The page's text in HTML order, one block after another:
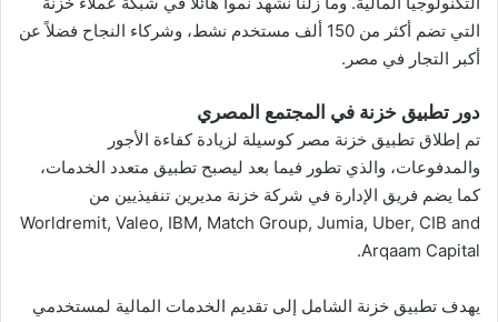
التي تضم أكثر من 150 ألف مستخدم نشط، وشركاء النجاح فضلاً عن
أكبر التجار في مصر.
دور تطبيق خزنة في المجتمع المصري
تم إطلاق تطبيق خزنة مصر كوسيلة لزيادة كفاءة الأجور
والمدفوعات، والذي تطور فيما بعد ليصبح تطبيق متعدد الخدمات،
كما يضم فريق الإدارة في شركة خزنة مديرين تنفيذيين من
Worldremit, Valeo, IBM, Match Group, Jumia, Uber, CIB and
Arqaam Capital.
يهدف تطبيق خزنة الشامل إلى تقديم الخدمات المالية لمستخدمي